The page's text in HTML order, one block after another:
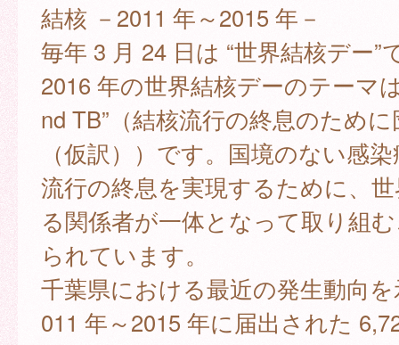
結核 －2011 年～2015 年－
毎年 3 月 24 日は “世界結核デー”
2016 年の世界結核デーのテーマ
nd TB”（結核流行の終息のため
（仮訳））です。国境のない感
流行の終息を実現するために、
る関係者が一体となって取り組
られています。
千葉県における最近の発生動向
011 年～2015 年に届出された